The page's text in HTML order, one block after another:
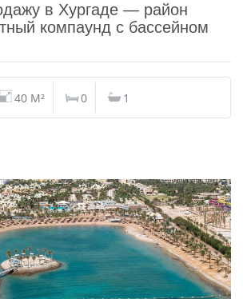
в Хургаде — район
компаунд с бассейном
40 M² 0 1